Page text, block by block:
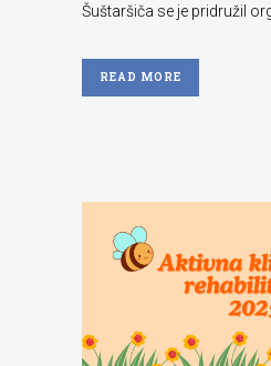
Šuštaršiča se je pridružil
READ MORE